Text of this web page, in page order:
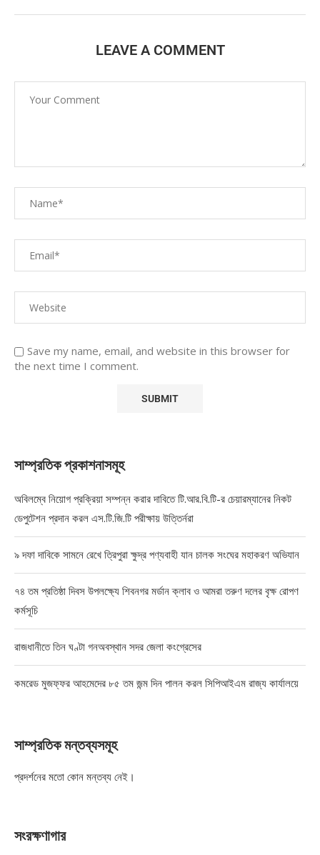
LEAVE A COMMENT
Save my name, email, and website in this browser for
the next time I comment.
সাম্প্রতিক প্রকাশনাসমূহ
অবিলম্বে নিয়োগ প্রক্রিয়া সম্পন্ন করার দাবিতে টি.আর.বি.টি-র চেয়ারম্যানের নিকট
ডেপুটেশন প্রদান করল এস.টি.জি.টি পরীক্ষায় উত্তির্নরা
৯ দফা দাবিকে সামনে রেখে ত্রিপুরা ক্ষুদ্র পণ্যবাহী যান চালক সংঘের মহাকরণ অভিযান
৭৪ তম প্রতিষ্ঠা দিবস উপলক্ষ্যে শিবনগর মর্ডান ক্লাব ও আমরা তরুণ দলের বৃক্ষ রোপণ
কর্মসূচি
রাজধানীতে তিন ঘণ্টা গনঅবস্থান সদর জেলা কংগ্রেসের
কমরেড মুজফ্ফর আহমেদের ৮৫ তম জন্ম দিন পালন করল সিপিআইএম রাজ্য কার্যালয়ে
সাম্প্রতিক মন্তব্যসমূহ
প্রদর্শনের মতো কোন মন্তব্য নেই।
সংরক্ষণাগার